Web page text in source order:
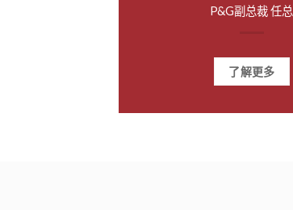
P&G副总裁 任总
了解更多